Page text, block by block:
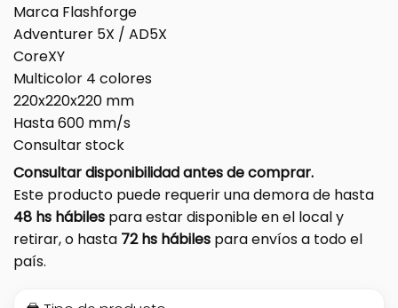
Marca Flashforge
Adventurer 5X / AD5X
CoreXY
Multicolor 4 colores
220x220x220 mm
Hasta 600 mm/s
Consultar stock
Consultar disponibilidad antes de comprar.
Este producto puede requerir una demora de hasta
48 hs hábiles para estar disponible en el local y
retirar, o hasta 72 hs hábiles para envíos a todo el
país.